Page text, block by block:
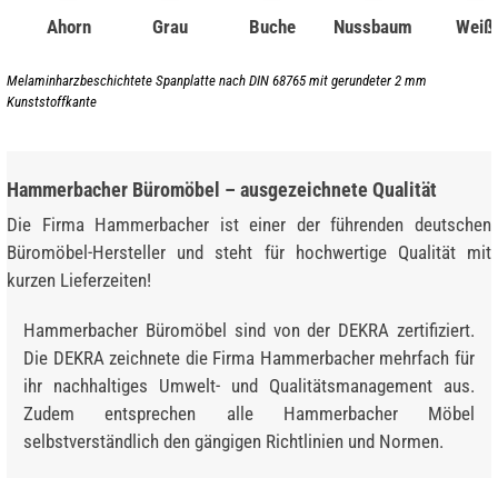
Ahorn Grau Buche Nussbaum Weiß
Melaminharzbeschichtete Spanplatte nach DIN 68765 mit gerundeter 2 mm
Kunststoffkante
Hammerbacher Büromöbel – ausgezeichnete Qualität
Die Firma Hammerbacher ist einer der führenden deutschen
Büromöbel-Hersteller und steht für hochwertige Qualität mit
kurzen Lieferzeiten!
Hammerbacher Büromöbel sind von der DEKRA zertifiziert.
Die DEKRA zeichnete die Firma Hammerbacher mehrfach für
ihr nachhaltiges Umwelt- und Qualitätsmanagement aus.
Zudem entsprechen alle Hammerbacher Möbel
selbstverständlich den gängigen Richtlinien und Normen.